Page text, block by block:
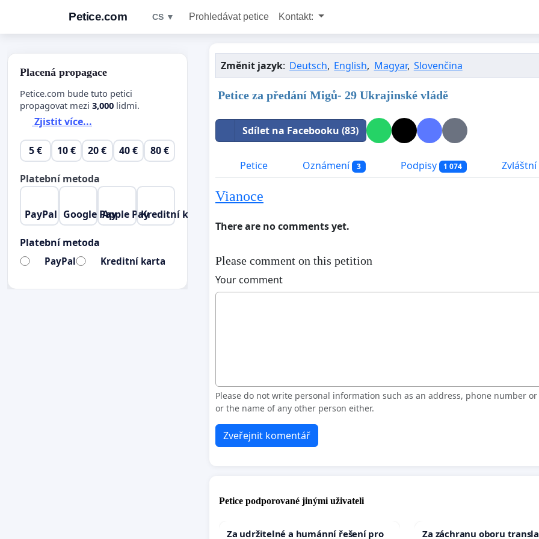
Petice.com CS ▼ Prohledávat petice Kontakt:
Změnit jazyk: Deutsch, English, Magyar, Slovenčina
Petice za předání Migů- 29 Ukrajinské vládě
Sdílet na Facebooku (83)
Petice Oznámení 3 Podpisy 1 074
Vianoce
There are no comments yet.
Please comment on this petition
Your comment
Please do not write personal information such as an address, phone number
or the name of any other person either.
Zveřejnit komentář
Petice podporované jinými uživateli
Za udržitelné a humánní řešení pro
Za záchranu oboru
Placená propagace
Petice.com bude tuto petici
propagovat mezi 3,000 lidmi.
Zjistit více...
5 € 10 € 20 € 40 € 80 €
Platební metoda
PayPal Google PayApple PayKreditní karta
Platební metoda
PayPal Kreditní karta